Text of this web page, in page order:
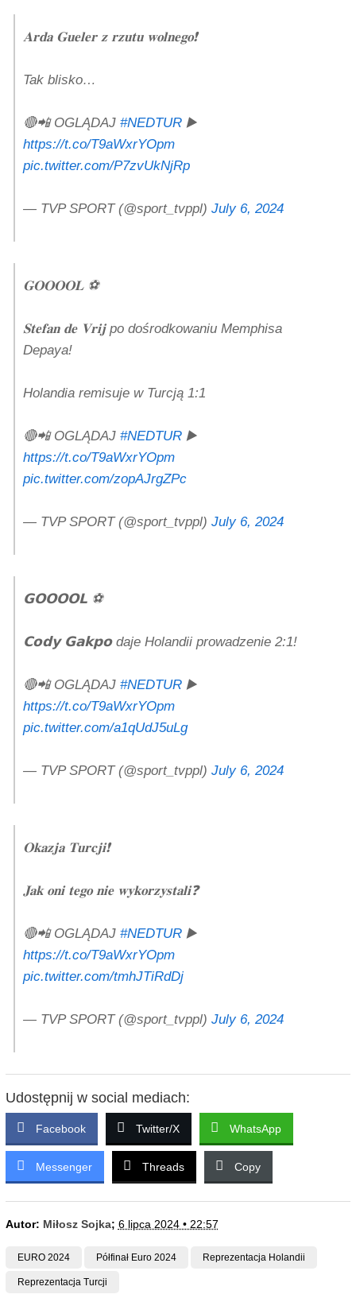
𝐀𝐫𝐝𝐚 𝐆𝐮𝐞𝐥𝐞𝐫 𝐳 𝐫𝐳𝐮𝐭𝐮 𝐰𝐨𝐥𝐧𝐞𝐠𝐨❗
Tak blisko…
🔴📲 OGLĄDAJ #NEDTUR▶️
https://t.co/T9aWxrYOpm
pic.twitter.com/P7zvUkNjRp
— TVP SPORT (@sport_tvppl) July 6, 2024
𝐆𝐎𝐎𝐎𝐎𝐋 ⚽
𝐒𝐭𝐞𝐟𝐚𝐧 𝐝𝐞 𝐕𝐫𝐢𝐣 po dośrodkowaniu Memphisa
Depaya!
Holandia remisuje w Turcją 1:1
🔴📲 OGLĄDAJ #NEDTUR▶️
https://t.co/T9aWxrYOpm
pic.twitter.com/zopAJrgZPc
— TVP SPORT (@sport_tvppl) July 6, 2024
𝗚𝗢𝗢𝗢𝗢𝗟 ⚽
𝗖𝗼𝗱𝘆 𝗚𝗮𝗸𝗽𝗼 daje Holandii prowadzenie 2:1!
🔴📲 OGLĄDAJ #NEDTUR▶️
https://t.co/T9aWxrYOpm
pic.twitter.com/a1qUdJ5uLg
— TVP SPORT (@sport_tvppl) July 6, 2024
𝐎𝐤𝐚𝐳𝐣𝐚 𝐓𝐮𝐫𝐜𝐣𝐢❗
𝐉𝐚𝐤 𝐨𝐧𝐢 𝐭𝐞𝐠𝐨 𝐧𝐢𝐞 𝐰𝐲𝐤𝐨𝐫𝐳𝐲𝐬𝐭𝐚𝐥𝐢❓
🔴📲 OGLĄDAJ #NEDTUR▶️
https://t.co/T9aWxrYOpm
pic.twitter.com/tmhJTiRdDj
— TVP SPORT (@sport_tvppl) July 6, 2024
Udostępnij w social mediach:
Facebook Twitter/X WhatsApp
Messenger Threads Copy
Autor: Miłosz Sojka; 6 lipca 2024 • 22:57
EURO 2024 Półfinał Euro 2024 Reprezentacja Holandii
Reprezentacja Turcji